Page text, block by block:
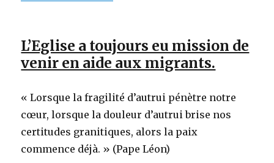
L’Eglise a toujours eu mission de
venir en aide aux migrants.
« Lorsque la fragilité d’autrui pénètre notre
cœur, lorsque la douleur d’autrui brise nos
certitudes granitiques, alors la paix
commence déjà. » (Pape Léon)